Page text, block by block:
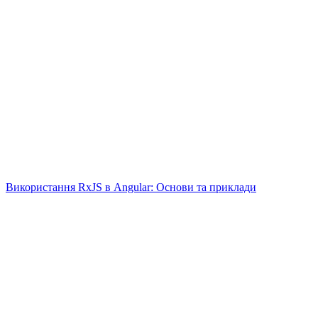
Використання RxJS в Angular: Основи та приклади